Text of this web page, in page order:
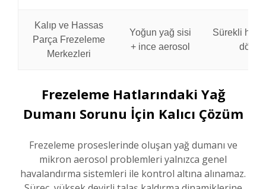
Kalıp ve Hassas
Parça Frezeleme
Merkezleri
Yoğun yağ sisi
+ ince aerosol
Sürekli
Frezeleme Hatlarındaki Yağ
Dumanı Sorunu İçin Kalıcı Çözüm
Frezeleme proseslerinde oluşan yağ dumanı ve
mikron aerosol problemleri yalnızca genel
havalandırma sistemleri ile kontrol altına alınamaz.